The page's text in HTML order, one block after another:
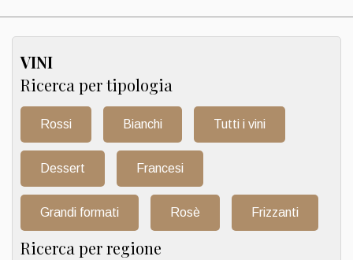
VINI
Ricerca per tipologia
Rossi Bianchi Tutti i vini
Dessert Francesi
Grandi formati Rosè Frizzanti
Ricerca per regione